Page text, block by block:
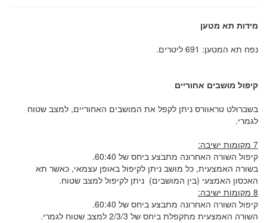
מידות תא מטען
נפח תא המטען: 691 ליטרים.
קיפול מושבים אחוריים
בשברולט טראוורס ניתן לקפל את המושבים האחוריים, למצב שטוח
לגמרי.
7 מקומות ישיבה:
קיפול השורה האחרונה מתבצע ביחס של 60:40.
בשורה האמצעית, כל מושב ניתן לקיפול באופן עצמאי, כאשר תא
האכסון האמצעי (בין המושבים) ניתן לקיפול למצב שטוח.
8 מקומות ישיבה:
קיפול השורה האחרונה מתבצע ביחס של 60:40.
השורה האמצעית מתקפלת ביחס של 2/3/3 למצב שטוח לגמרי.